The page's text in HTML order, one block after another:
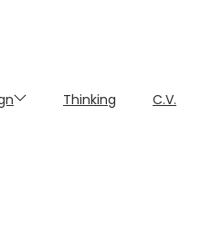
Thinking C.V.